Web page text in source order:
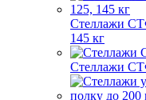
Стеллажи
145 кг
Стеллажи